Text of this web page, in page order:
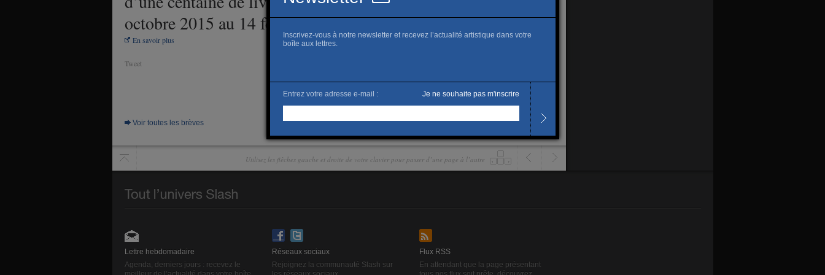
octobre 2015 au 14 février 2016.
En savoir plus
Tweet
Voir toutes les brèves
Utilisez les flêches gauche et droite de votre clavier pour passer d’une page à l’autre
Lettre hebdomadaire
Agenda, derniers jours : recevez le
Réseaux sociaux
Rejoignez la communauté Slash sur
Flux RSS
En attendant que la page présentant